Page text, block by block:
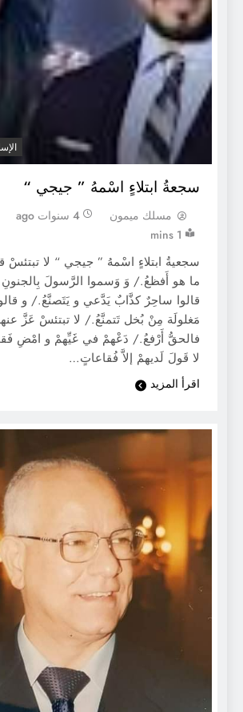
سجعةُ ابتلاءٍ اسْمهُ ” جيجي “
مسلك ميمون 4 سنوات ago
1 mins
سجعيةُ ابتلاءٍ اسْمهُ ” جيجي “ لا تبتئسْ
ما هو أَفظعُ./ وَ وَسموا الرَّسولَ
قالوا ساحِرٌ كذَّابٌ يَدَّعي و يَتَصنَّعُ./ و
مَغلولَة مِنْ بُخل تَتمنَّعُ./ لا تبتئسْ عَزَّ
فالحقُّ أَرْفعُ./ دَعْهمْ في غَيِّهمْ و امْضِ
لا قَولَ لَديهمْ إلاَّ فُقاعاتٍ…
اقرأ المزيد